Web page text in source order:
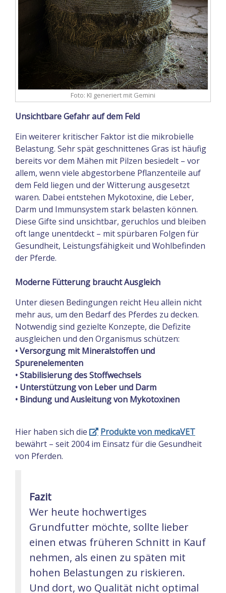
Foto: KI generiert mit Gemini
Unsichtbare Gefahr auf dem Feld
Ein weiterer kritischer Faktor ist die mikrobielle
Belastung. Sehr spät geschnittenes Gras ist häufig
bereits vor dem Mähen mit Pilzen besiedelt – vor
allem, wenn viele abgestorbene Pflanzenteile auf
dem Feld liegen und der Witterung ausgesetzt
waren. Dabei entstehen Mykotoxine, die Leber,
Darm und Immunsystem stark belasten können.
Diese Gifte sind unsichtbar, geruchlos und bleiben
oft lange unentdeckt – mit spürbaren Folgen für
Gesundheit, Leistungsfähigkeit und Wohlbefinden
der Pferde.
Moderne Fütterung braucht Ausgleich
Unter diesen Bedingungen reicht Heu allein nicht
mehr aus, um den Bedarf des Pferdes zu decken.
Notwendig sind gezielte Konzepte, die Defizite
ausgleichen und den Organismus schützen:
• Versorgung mit Mineralstoffen und
Spurenelementen
• Stabilisierung des Stoffwechsels
• Unterstützung von Leber und Darm
• Bindung und Ausleitung von Mykotoxinen
Hier haben sich die
Produkte von medicaVET
bewährt – seit 2004 im Einsatz für die Gesundheit
von Pferden.
Fazit
Wer heute hochwertiges
Grundfutter möchte, sollte lieber
einen etwas früheren Schnitt in Kauf
nehmen, als einen zu späten mit
hohen Belastungen zu riskieren.
Und dort, wo Qualität nicht optimal